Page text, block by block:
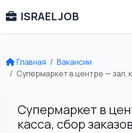
ISRAEL JOB
Главная
Вакансии
Супермаркет в центре — зал,
Супермаркет в
касса, сбор